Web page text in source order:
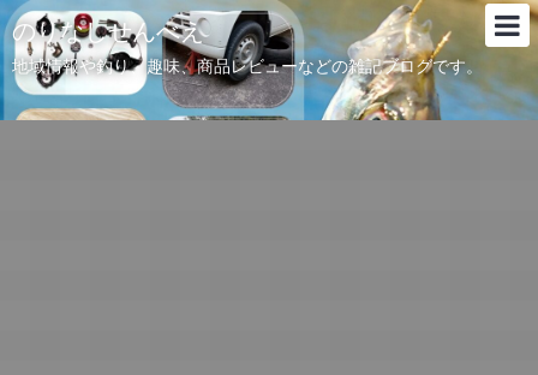
のりなしせんべえ
地域情報や釣り、趣味、商品レビューなどの雑記ブログです。